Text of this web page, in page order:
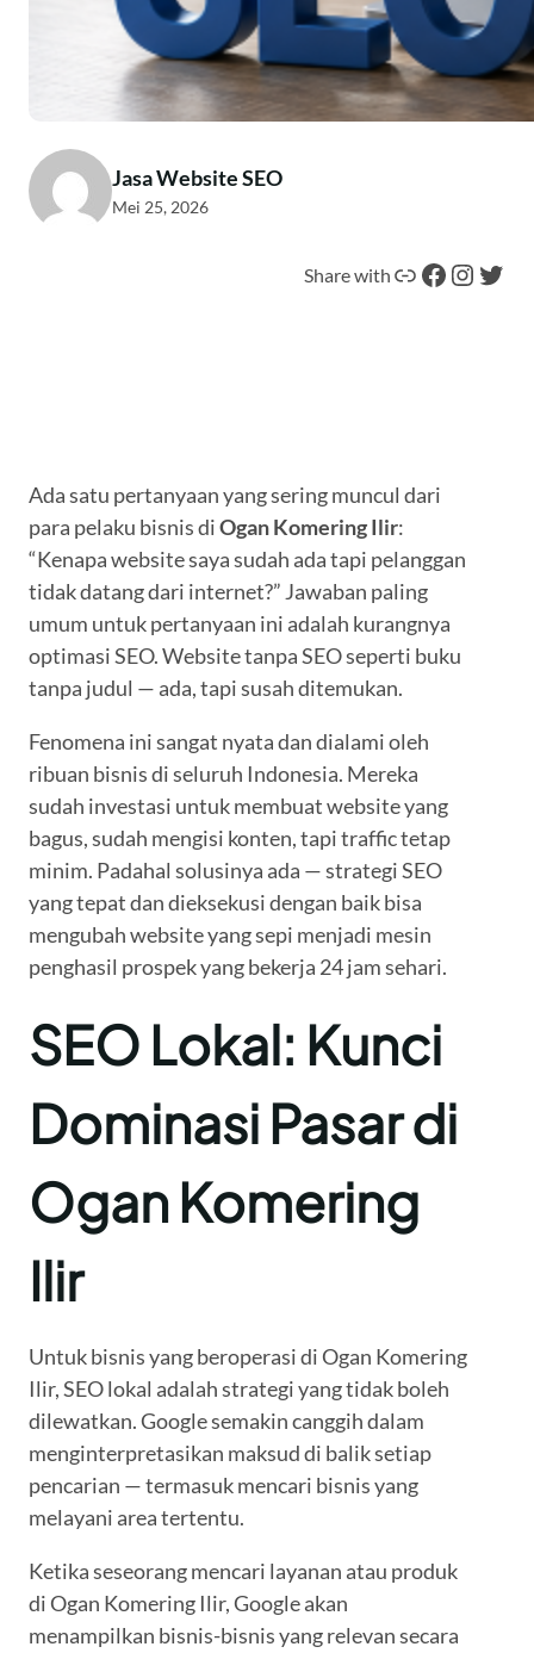
Jasa Website SEO
Mei 25, 2026
Share with Tautan Facebook Instagram Twitter
Ada satu pertanyaan yang sering muncul dari
para pelaku bisnis diOgan Komering Ilir:
“Kenapa website saya sudah ada tapi pelanggan
tidak datang dari internet?” Jawaban paling
umum untuk pertanyaan ini adalah kurangnya
optimasi SEO. Website tanpa SEO seperti buku
tanpa judul — ada, tapi susah ditemukan.
Fenomena ini sangat nyata dan dialami oleh
ribuan bisnis di seluruh Indonesia. Mereka
sudah investasi untuk membuat website yang
bagus, sudah mengisi konten, tapi traffic tetap
minim. Padahal solusinya ada — strategi SEO
yang tepat dan dieksekusi dengan baik bisa
mengubah website yang sepi menjadi mesin
penghasil prospek yang bekerja 24 jam sehari.
SEO Lokal: Kunci
Dominasi Pasar di
Ogan Komering
Ilir
Untuk bisnis yang beroperasi di Ogan Komering
Ilir, SEO lokal adalah strategi yang tidak boleh
dilewatkan. Google semakin canggih dalam
menginterpretasikan maksud di balik setiap
pencarian — termasuk mencari bisnis yang
melayani area tertentu.
Ketika seseorang mencari layanan atau produk
di Ogan Komering Ilir, Google akan
menampilkan bisnis-bisnis yang relevan secara